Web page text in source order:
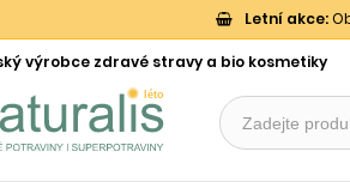
Letní akce:
výrobce zdravé stravy a bio kosmetiky